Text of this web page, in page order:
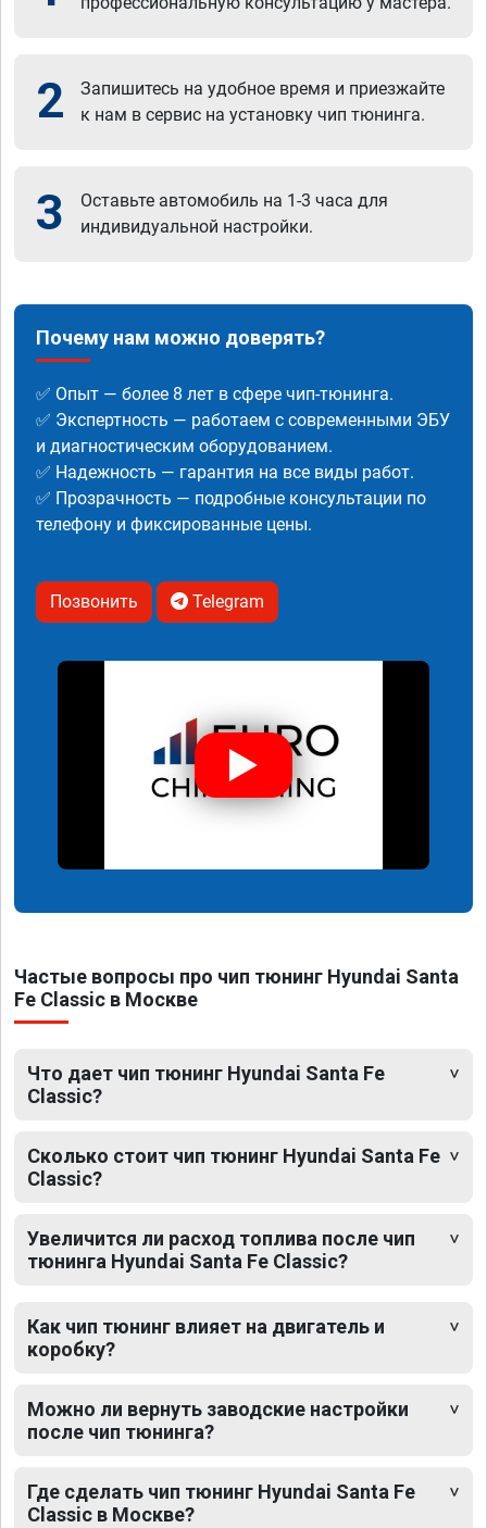
2
Запишитесь на удобное время и приезжайте
к нам в сервис на установку чип тюнинга.
3
Оставьте автомобиль на 1-3 часа для
индивидуальной настройки.
Почему нам можно доверять?
✅ Опыт — более 8 лет в сфере чип-тюнинга.
✅ Экспертность — работаем с современными ЭБУ
и диагностическим оборудованием.
✅ Надежность — гарантия на все виды работ.
✅ Прозрачность — подробные консультации по
телефону и фиксированные цены.
Позвонить Telegram
Частые вопросы про чип тюнинг Hyundai Santa
Fe Classic в Москве
Что дает чип тюнинг Hyundai Santa Fe
Classic?
Сколько стоит чип тюнинг Hyundai Santa Fe
Classic?
Увеличится ли расход топлива после чип
тюнинга Hyundai Santa Fe Classic?
Как чип тюнинг влияет на двигатель и
коробку?
Можно ли вернуть заводские настройки
после чип тюнинга?
Где сделать чип тюнинг Hyundai Santa Fe
Classic в Москве?